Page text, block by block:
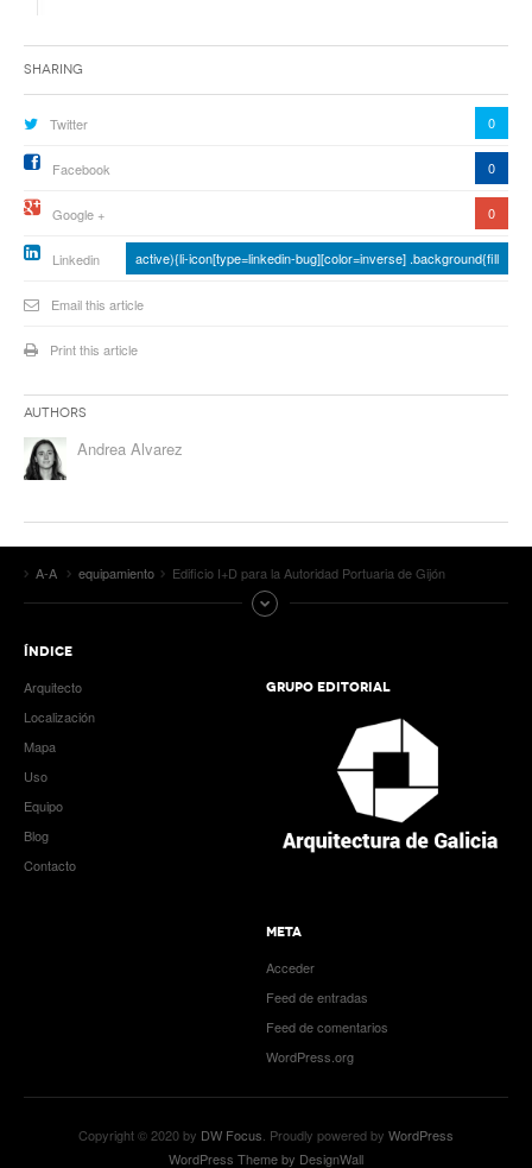
Sharing
Twitter 0
Facebook 0
Google + 0
Linkedin active){li-icon[type=linkedin-bug][color=inverse] .background{fill
Email this article
Print this article
Authors
Andrea Alvarez
A-A equipamiento Edificio I+D para la Autoridad Portuaria de Gijón
ÍNDICE
Arquitecto
Localización
Mapa
Uso
Equipo
Blog
Contacto
GRUPO EDITORIAL
META
Acceder
Feed de entradas
Feed de comentarios
WordPress.org
Copyright © 2020 by DW Focus . Proudly powered by WordPress
WordPress Theme by DesignWall